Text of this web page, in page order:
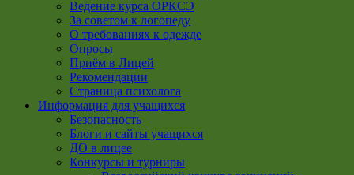
Ведение курса ОРКСЭ
За советом к логопеду
О требованиях к одежде
Опросы
Приём в Лицей
Рекомендации
Страница психолога
Информация для учащихся
Безопасность
Блоги и сайты учащихся
ДО в лицее
Конкурсы и турниры